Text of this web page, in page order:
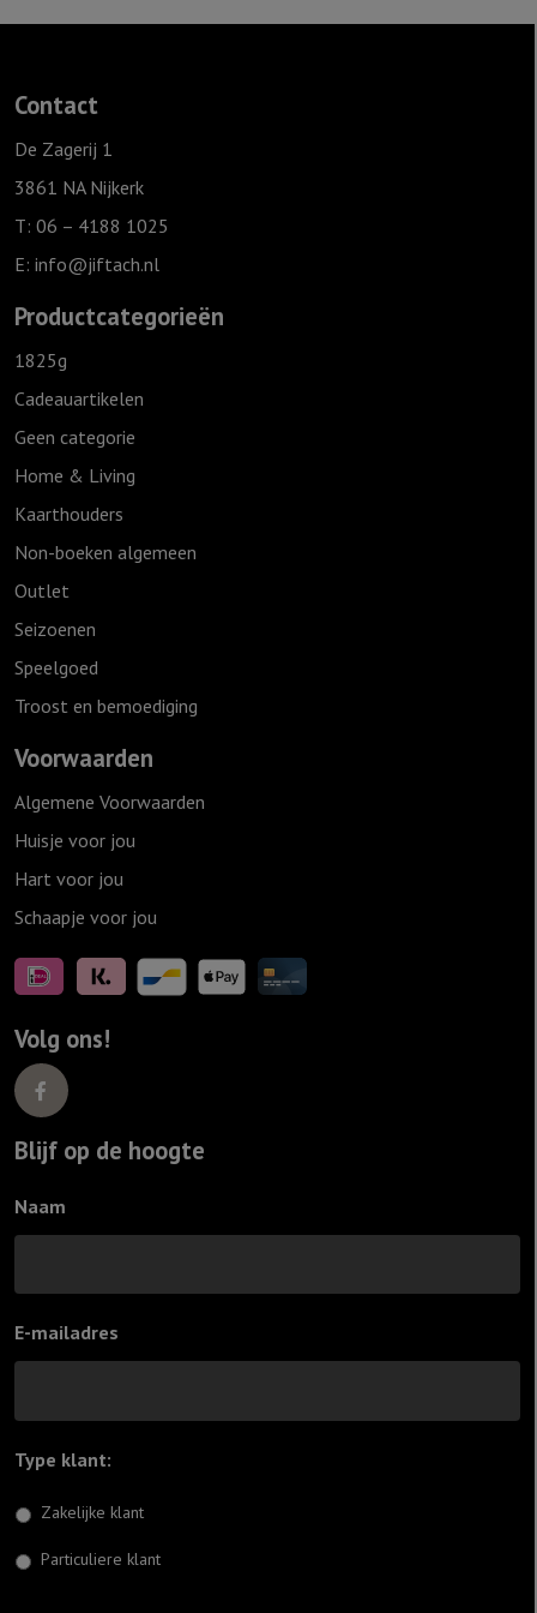
'Mama
Contact
De Zagerij 1
3861 NA Nijkerk
T: 06 – 4188 1025
E: info@jiftach.nl
Productcategorieën
1825g
Cadeauartikelen
Geen categorie
Home & Living
Kaarthouders
Non-boeken algemeen
Outlet
Seizoenen
Speelgoed
Troost en bemoediging
Voorwaarden
Algemene Voorwaarden
Huisje voor jou
Hart voor jou
Schaapje voor jou
Volg ons!
Blijf op de hoogte
Naam
E-mailadres
Type klant:
Zakelijke klant
Particuliere klant